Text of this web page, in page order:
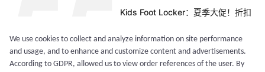
Kids Foot Locker：夏季大促！折扣
低至5折
We use cookies to collect and analyze information on site performance
and usage, and to enhance and customize content and advertisements.
According to GDPR, allowed us to view order references of the user. By